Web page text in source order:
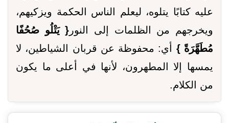
عليه كتابًا يتلوه، ليعلم الناس الحكمة ويزكيهم،
ويخرجهم من الظلمات إلى النور { يَتْلُو صُحُفًا
مُطَهَّرَةً } أي: محفوظة عن قربان الشياطين، لا
يمسها إلا المطهرون، لأنها في أعلى ما يكون
من الكلام.